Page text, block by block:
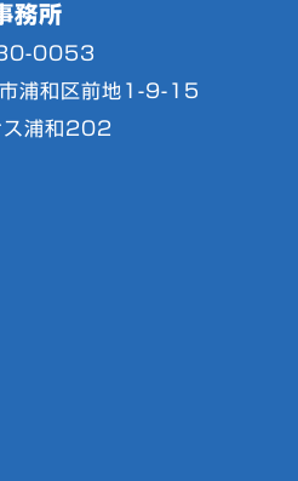
務所
0053
浦和区前地1-9-15
ス浦和202